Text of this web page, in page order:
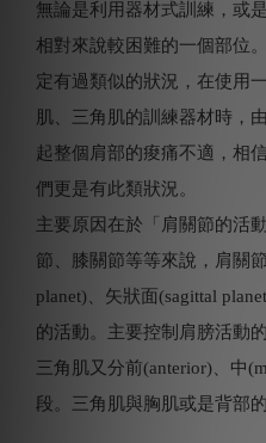
無論是利用器材式訓練，或
相對來說較困難的一個部位
定有過類似的狀況，在使用
肌、三角肌的訓練器材時，
起整個肩部的痠痛不適，相
們更是有此類狀況。
主要原因在於「肩關節的活
節、膝關節等等來說，肩關
planet)、矢狀面(sagittal
的活動。主要控制肩膀活動
三角肌又分前(anterior)、中
段。三角肌與胸肌或是背部